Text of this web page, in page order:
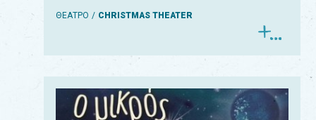
ΘΕΑΤΡΟ CHRISTMAS THEATER